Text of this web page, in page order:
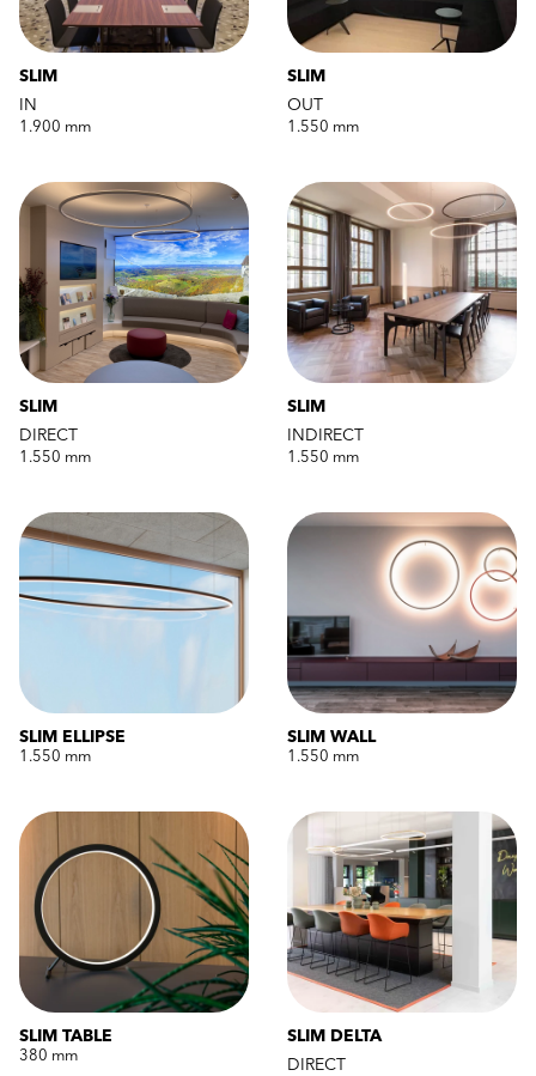
SLIM
IN
1.900 mm
SLIM
OUT
1.550 mm
SLIM
DIRECT
1.550 mm
SLIM
INDIRECT
1.550 mm
SLIM ELLIPSE
1.550 mm
SLIM WALL
1.550 mm
SLIM TABLE
380 mm
SLIM DELTA
DIRECT